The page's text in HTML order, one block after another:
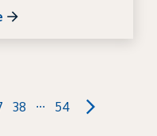
38 ... 54